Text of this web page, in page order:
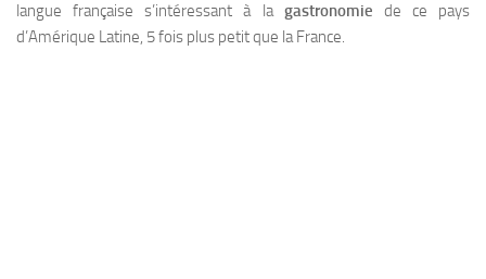
langue française s’intéressant à la gastronomie de ce pays
d’Amérique Latine, 5 fois plus petit que la France.